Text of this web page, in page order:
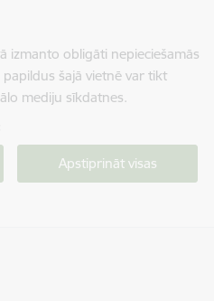
izmanto obligāti nepieciešamās
šajā vietnē var tikt
mediju sīkdatnes.
Apstiprināt visas